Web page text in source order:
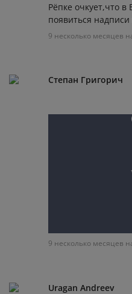
Рёпке очкует,что в
появиться надписи
9 несколько месяцев
Степан Григорич
9 несколько месяцев
Uragan Andreev